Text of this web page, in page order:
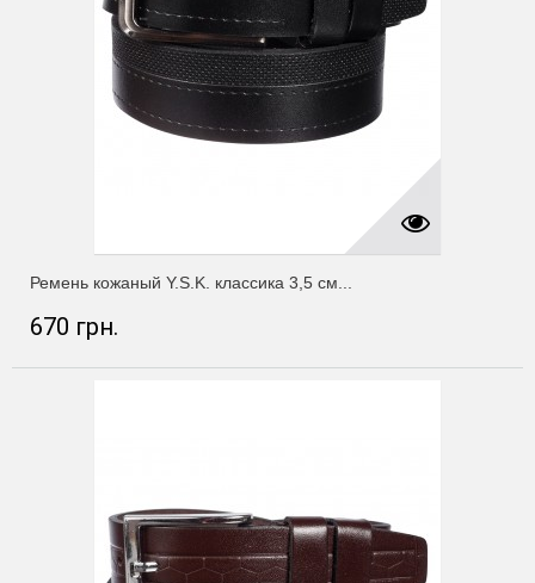
Ремень кожаный Y.S.K. классика 3,5 см...
670 грн.